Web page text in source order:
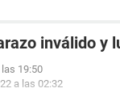
inválido y
19:50
a las 02:32